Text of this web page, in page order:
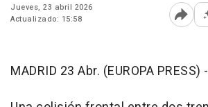
Jueves, 23 abril 2026
Actualizado: 15:58
MADRID 23 Abr. (EUROPA PRESS) -